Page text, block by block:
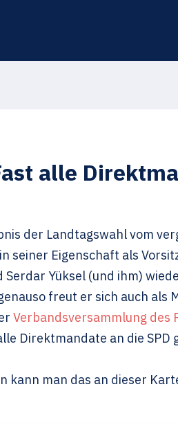
alle
der Landtagswahl vom
seiner Eigenschaft als
Serdar Yüksel (und ihm)
freut er sich auch als
Verbandsversammlung des
Direktmandate an die SPD
kann man das an dieser